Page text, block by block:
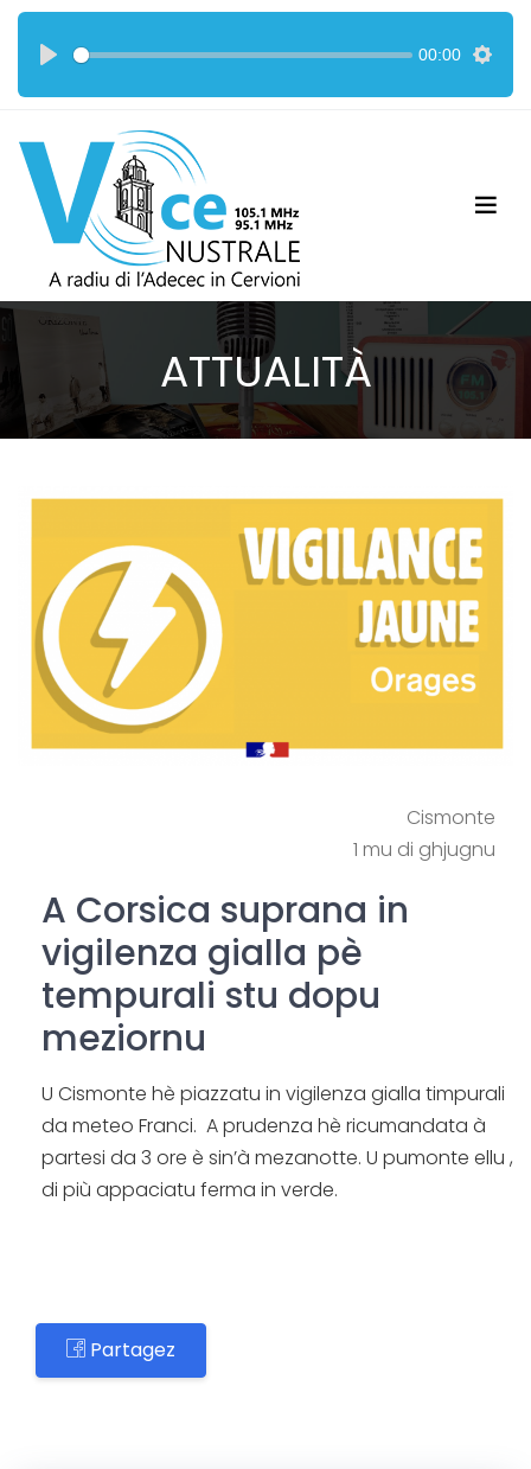
00:00
ATTUALITÀ
Cismonte
1 mu di ghjugnu
A Corsica suprana in
vigilenza gialla pè
tempurali stu dopu
meziornu
U Cismonte hè piazzatu in vigilenza gialla timpurali
da meteo Franci. A prudenza hè ricumandata à
partesi da 3 ore è sin’à mezanotte. U pumonte ellu ,
di più appaciatu ferma in verde.
Partagez